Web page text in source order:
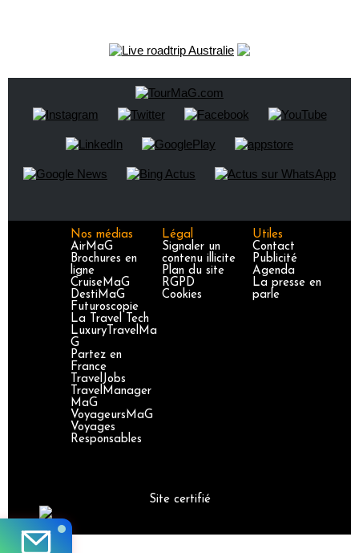
Nos médias
AirMaG
Brochures en
ligne
CruiseMaG
DestiMaG
Futuroscopie
La Travel Tech
LuxuryTravelMa
G
Partez en
France
TravelJobs
TravelManager
MaG
VoyageursMaG
Voyages
Responsables
Légal
Signaler un
contenu illicite
Plan du site
RGPD
Cookies
Utiles
Contact
Publicité
Agenda
La presse en
parle
Site certifié